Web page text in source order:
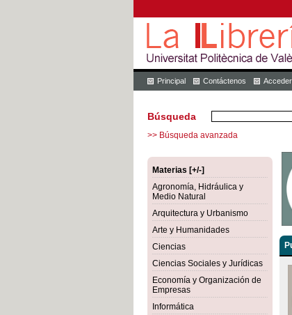
Principal Contáctenos Acceder
Búsqueda
>> Búsqueda avanzada
Materias [+/-]
Agronomía, Hidráulica y
Medio Natural
Arquitectura y Urbanismo
Arte y Humanidades
Ciencias
Ciencias Sociales y Jurídicas
Economía y Organización de
Empresas
Informática